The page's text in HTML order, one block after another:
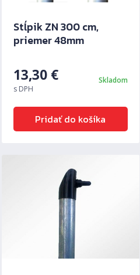
Stĺpik ZN 300 cm,
priemer 48mm
13,30 €
s DPH
Skladom
Pridať do košíka